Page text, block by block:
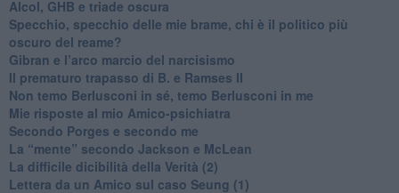
​Alcol, GHB e triade oscura
​Specchio, specchio delle mie brame, chi è il politico più
oscuro del reame?
​Gibran e l’arco marcio del narcisismo
​Il prematuro trapasso di B. e Ramses II
​Non temo Berlusconi in sé, temo Berlusconi in me
​Mie risposte al mio Amico-psichiatra
​Secondo Porges e secondo me
​La “mente” secondo Jackson e McLean
La difficile dicibilità della Verità (2)
​Lettera da un Amico sul caso Seung (1)